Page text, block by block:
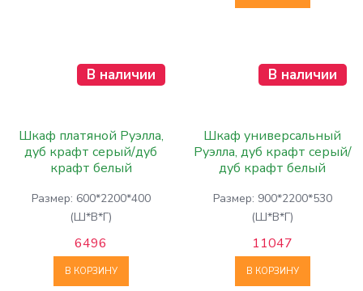
В наличии
Шкаф платяной Руэлла,
дуб крафт серый/дуб
крафт белый
Размер: 600*2200*400
(Ш*В*Г)
6496
В КОРЗИНУ
В наличии
Шкаф универсальный
Руэлла, дуб крафт серый/
дуб крафт белый
Размер: 900*2200*530
(Ш*В*Г)
11047
В КОРЗИНУ